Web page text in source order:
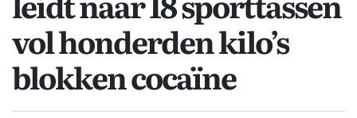
vol honderden kilo’s
blokken cocaïne